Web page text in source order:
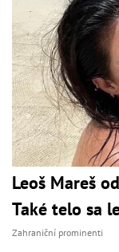
Leoš Mareš
Také telo sa
Zahraniční prominenti